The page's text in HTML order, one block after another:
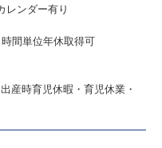
レンダー有り
間単位年休取得可
産時育児休暇・育児休業・